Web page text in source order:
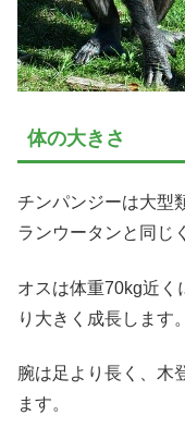
体の大きさ
チンパンジーは大型
ランウータンと同じ
オスは体重70kg近く
り大きく成長します。
腕は足より長く、木
ます。